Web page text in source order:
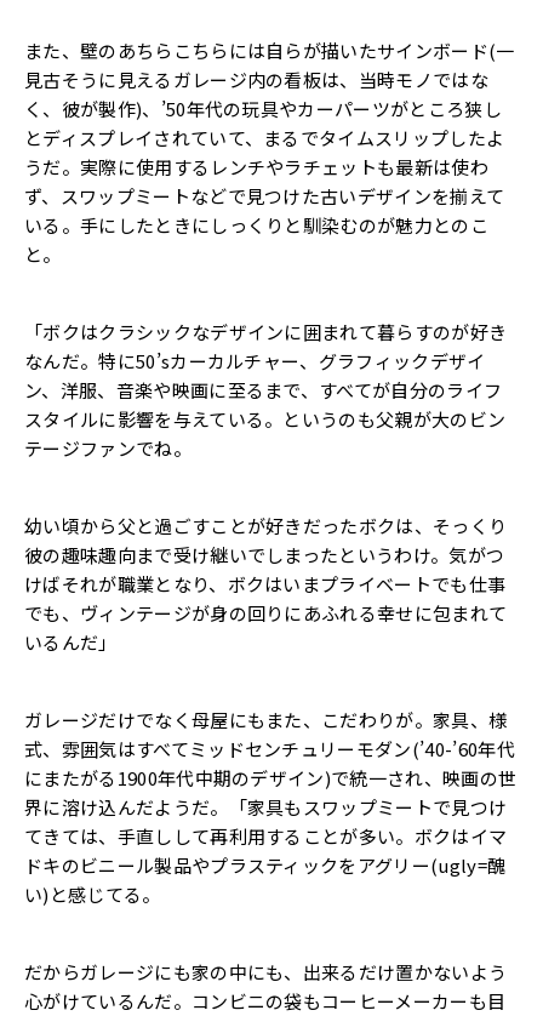
また、壁のあちらこちらには自らが描いたサインボード(一
見古そうに見えるガレージ内の看板は、当時モノではな
く、彼が製作)、’50年代の玩具やカーパーツがところ狭し
とディスプレイされていて、まるでタイムスリップしたよ
うだ。実際に使用するレンチやラチェットも最新は使わ
ず、スワップミートなどで見つけた古いデザインを揃えて
いる。手にしたときにしっくりと馴染むのが魅力とのこ
と。
「ボクはクラシックなデザインに囲まれて暮らすのが好き
なんだ。特に50’sカーカルチャー、グラフィックデザイ
ン、洋服、音楽や映画に至るまで、すべてが自分のライフ
スタイルに影響を与えている。というのも父親が大のビン
テージファンでね。
幼い頃から父と過ごすことが好きだったボクは、そっくり
彼の趣味趣向まで受け継いでしまったというわけ。気がつ
けばそれが職業となり、ボクはいまプライベートでも仕事
でも、ヴィンテージが身の回りにあふれる幸せに包まれて
いるんだ」
ガレージだけでなく母屋にもまた、こだわりが。家具、様
式、雰囲気はすべてミッドセンチュリーモダン(’40-’60年代
にまたがる1900年代中期のデザイン)で統一され、映画の世
界に溶け込んだようだ。「家具もスワップミートで見つけ
てきては、手直しして再利用することが多い。ボクはイマ
ドキのビニール製品やプラスティックをアグリー(ugly=醜
い)と感じてる。
だからガレージにも家の中にも、出来るだけ置かないよう
心がけているんだ。コンビニの袋もコーヒーメーカーも目